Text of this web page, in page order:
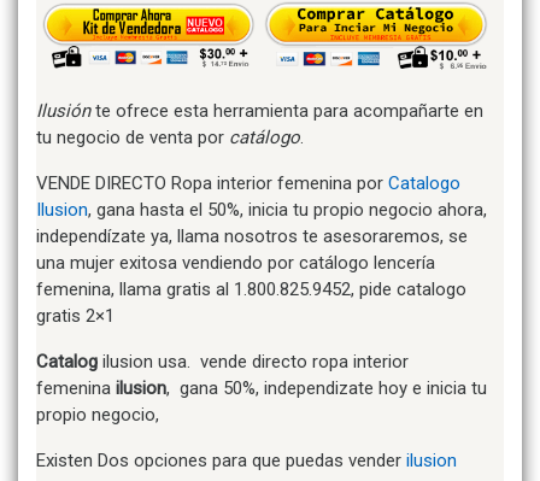
Ilusiónte ofrece esta herramienta para acompañarte en
tu negocio de venta por catálogo.
VENDE DIRECTO Ropa interior femenina por Catalogo
Ilusion, gana hasta el 50%, inicia tu propio negocio ahora,
independízate ya, llama nosotros te asesoraremos, se
una mujer exitosa vendiendo por catálogo lencería
femenina, llama gratis al 1.800.825.9452, pide catalogo
gratis 2×1
Catalog ilusion usa. vende directo ropa interior
femenina ilusion, gana 50%, independizate hoy e inicia tu
propio negocio,
Existen Dos opciones para que puedas vender ilusion